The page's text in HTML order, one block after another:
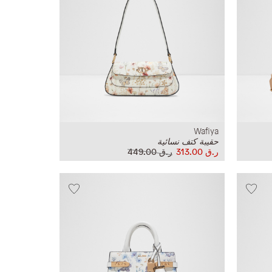
Wafiya
حقيبة كتف نسائية
ر.ق‏ 449.00
ر.ق‏ 313.00